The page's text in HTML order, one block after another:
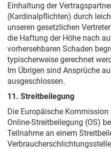
Einhaltung der
(Kardinalpflichten) durch
unseren gesetzlichen
die Haftung der Höhe nach
vorhersehbaren Schaden
typischerweise gerechnet
Im Übrigen sind Ansprüche
ausgeschlossen.
11. Streitbeilegung
Die Europäische
Online-Streitbeilegung (OS)
Teilnahme an einem